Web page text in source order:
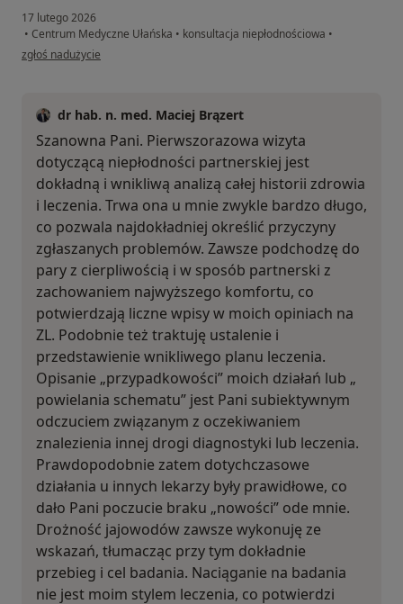
17 lutego 2026
• Centrum Medyczne Ułańska • konsultacja niepłodnościowa •
w opinii użytkownika Pacjentka
zgłoś nadużycie
dr hab. n. med. Maciej Brązert
Szanowna Pani. Pierwszorazowa wizyta
dotyczącą niepłodności partnerskiej jest
dokładną i wnikliwą analizą całej historii zdrowia
i leczenia. Trwa ona u mnie zwykle bardzo długo,
co pozwala najdokładniej określić przyczyny
zgłaszanych problemów. Zawsze podchodzę do
pary z cierpliwością i w sposób partnerski z
zachowaniem najwyższego komfortu, co
potwierdzają liczne wpisy w moich opiniach na
ZL. Podobnie też traktuję ustalenie i
przedstawienie wnikliwego planu leczenia.
Opisanie „przypadkowości” moich działań lub „
powielania schematu” jest Pani subiektywnym
odczuciem związanym z oczekiwaniem
znalezienia innej drogi diagnostyki lub leczenia.
Prawdopodobnie zatem dotychczasowe
działania u innych lekarzy były prawidłowe, co
dało Pani poczucie braku „nowości” ode mnie.
Drożność jajowodów zawsze wykonuję ze
wskazań, tłumacząc przy tym dokładnie
przebieg i cel badania. Naciąganie na badania
nie jest moim stylem leczenia, co potwierdzi